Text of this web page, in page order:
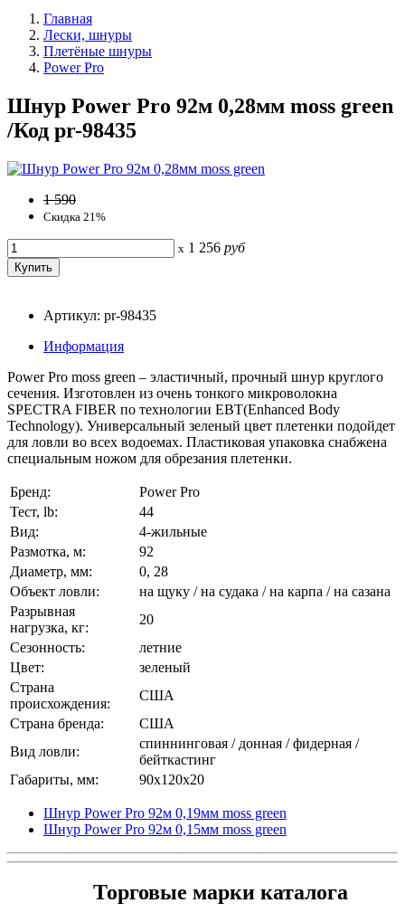
Главная
Лески, шнуры
Плетёные шнуры
Power Pro
Шнур Power Pro 92м 0,28мм moss green
/Код pr-98435
1 590
Скидка 21%
x 1 256 руб
Артикул: pr-98435
Информация
Power Pro moss green – эластичный, прочный шнур круглого
сечения. Изготовлен из очень тонкого микроволокна
SPECTRA FIBER по технологии ЕВТ(Enhanced Body
Technology). Универсальный зеленый цвет плетенки подойдет
для ловли во всех водоемах. Пластиковая упаковка снабжена
специальным ножом для обрезания плетенки.
Бренд:
Power Pro
Тест, lb:
44
Вид:
4-жильные
Размотка, м:
92
Диаметр, мм:
0, 28
Объект ловли:
на щуку / на судака / на карпа / на сазана
Разрывная
нагрузка, кг:
20
Сезонность:
летние
Цвет:
зеленый
Страна
происхождения:
США
Страна бренда:
США
Вид ловли:
спиннинговая / донная / фидерная /
бейткастинг
Габариты, мм:
90x120x20
Шнур Power Pro 92м 0,19мм moss green
Шнур Power Pro 92м 0,15мм moss green
Торговые марки каталога